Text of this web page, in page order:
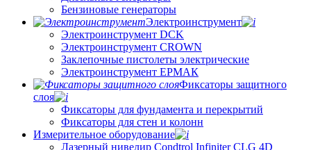
Бензиновые генераторы
Электроинструмент
Электроинструмент DCK
Электроинструмент CROWN
Заклепочные пистолеты электрические
Электроинструмент ЕРМАК
Фиксаторы защитного
слоя
Фиксаторы для фундамента и перекрытий
Фиксаторы для стен и колонн
Измерительное оборудование
Лазерный нивелир Condtrol Infiniter CLG 4D